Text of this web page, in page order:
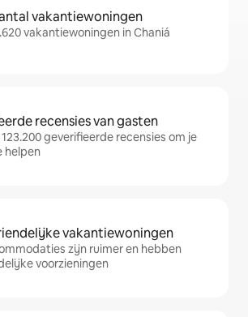
vakantiewoningen
vakantiewoningen in Chaniá
recensies van gasten
geverifieerde recensies om je
helpen
vakantiewoningen
zijn ruimer en hebben
voorzieningen